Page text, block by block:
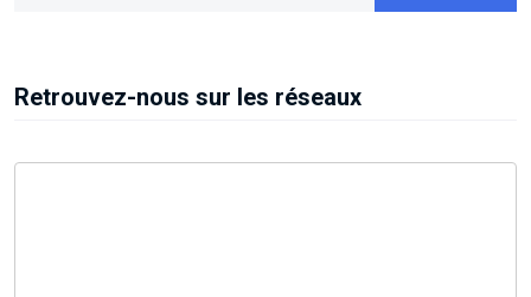
Retrouvez-nous sur les réseaux